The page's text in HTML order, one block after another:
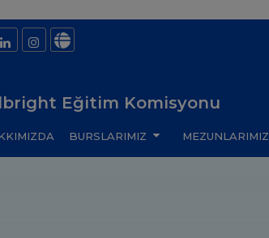
Eğitim Komisyonu
BURSLARIMIZ MEZUNLARIMIZ